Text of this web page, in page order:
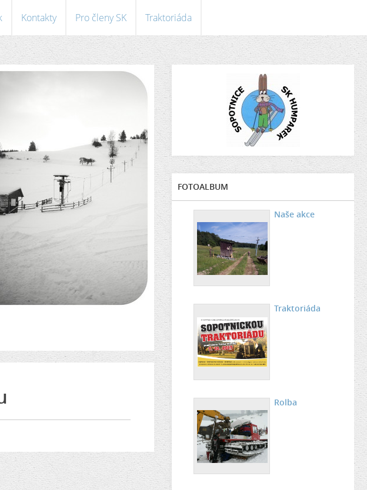
Kontakty Pro členy SK Traktoriáda
FOTOALBUM
Naše akce
Traktoriáda
Rolba